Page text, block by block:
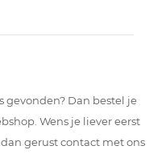
gevonden? Dan bestel je
Wens je liever eerst
gerust contact met ons